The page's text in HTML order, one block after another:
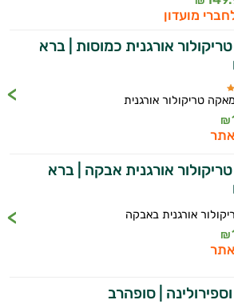
מועדון
אורגנית כמוסות | ברא
טריקולור אורגנית
₪
אורגנית אבקה | ברא
אורגנית באבקה
₪
| סופהרב
בתחומי הרפואה הטבעית
לך להתאים את תוספי
הבריאות המדויקים למטרות
שלך, ולהסביר לך אילו רכיבים
למקסם תוצאות גם בחיי היום
הכושר והספורט.
להתאים עבורך המלצות
מדעית.
איך אוכל לעזור?